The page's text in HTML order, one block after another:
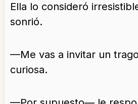
Ella lo consideró
sonrió.
—Me vas a invitar un
curiosa.